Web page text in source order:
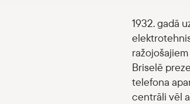
1932. gadā
Briselē
telefona
centrāli vēl